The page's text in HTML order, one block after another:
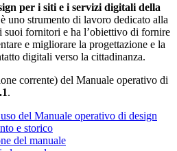
per i siti e i servizi digitali della
è uno strumento di lavoro dedicato alla
suoi fornitori e ha l’obiettivo di fornire
e migliorare la progettazione e la
digitali verso la cittadinanza.
corrente) del Manuale operativo di
.
del Manuale operativo di design
e storico
del manuale